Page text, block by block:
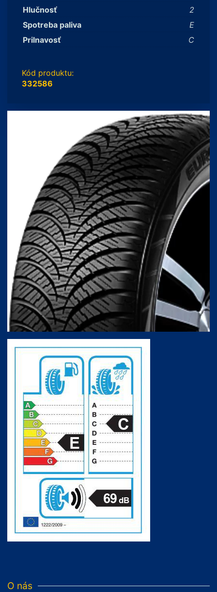
Hlučnosť
2
Spotreba paliva
E
Prilnavosť
C
Kód produktu:
332586
O nás